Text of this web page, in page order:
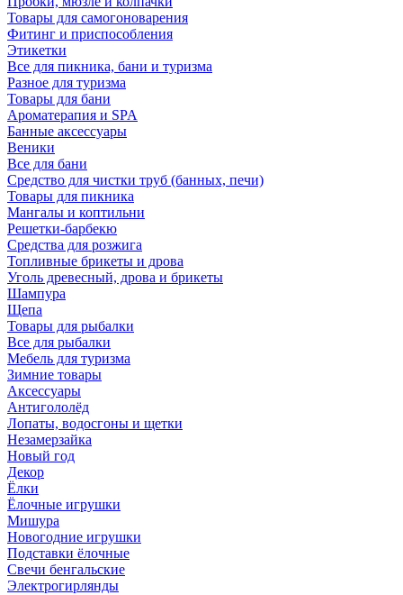
Товары для самогоноварения
Фитинг и приспособления
Этикетки
Все для пикника, бани и туризма
Разное для туризма
Товары для бани
Ароматерапия и SPA
Банные аксессуары
Веники
Все для бани
Средство для чистки труб (банных, печи)
Товары для пикника
Мангалы и коптильни
Решетки-барбекю
Средства для розжига
Топливные брикеты и дрова
Уголь древесный, дрова и брикеты
Шампура
Щепа
Товары для рыбалки
Все для рыбалки
Мебель для туризма
Зимние товары
Аксессуары
Антигололёд
Лопаты, водосгоны и щетки
Незамерзайка
Новый год
Декор
Ёлки
Ёлочные игрушки
Мишура
Новогодние игрушки
Подставки ёлочные
Свечи бенгальские
Электрогирлянды